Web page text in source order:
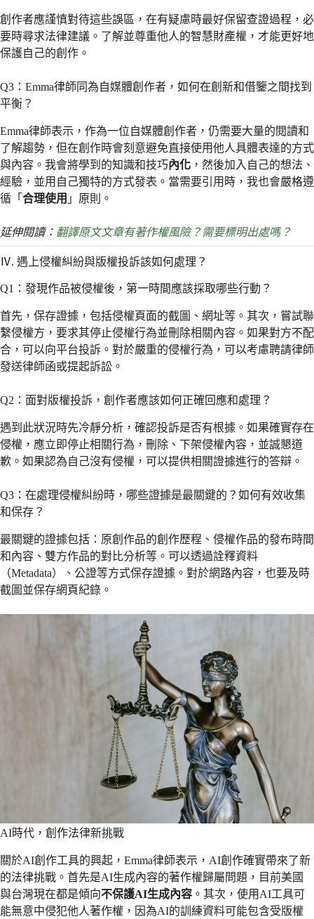
創作者應謹慎對待這些誤區，在有疑慮時最好保留查證過程，必
要時尋求法律建議。了解並尊重他人的智慧財產權，才能更好地
保護自己的創作。
Q3：Emma律師同為自媒體創作者，如何在創新和借鑒之間找到
平衡？
Emma律師表示，作為一位自媒體創作者，仍需要大量的閱讀和
了解趨勢，但在創作時會刻意避免直接使用他人具體表達的方式
與內容。我會將學到的知識和技巧內化 ，然後加入自己的想法、
經驗，並用自己獨特的方式發表。當需要引用時，我也會嚴格遵
循「 合理使用 」原則。
延伸閱讀： 翻譯原文文章有著作權風險？需要標明出處嗎？
Ⅳ. 遇上侵權糾紛與版權投訴該如何處理？
Q1：發現作品被侵權後，第一時間應該採取哪些行動？
首先，保存證據，包括侵權頁面的截圖、網址等。其次，嘗試聯
繫侵權方，要求其停止侵權行為並刪除相關內容。如果對方不配
合，可以向平台投訴。對於嚴重的侵權行為，可以考慮聘請律師
發送律師函或提起訴訟。
Q2：面對版權投訴，創作者應該如何正確回應和處理？
遇到此狀況時先冷靜分析，確認投訴是否有根據。如果確實存在
侵權，應立即停止相關行為，刪除、下架侵權內容，並誠懇道
歉。如果認為自己沒有侵權，可以提供相關證據進行的答辯。
Q3：在處理侵權糾紛時，哪些證據是最關鍵的？如何有效收集
和保存？
最關鍵的證據包括：原創作品的創作歷程、侵權作品的發布時間
和內容、雙方作品的對比分析等。可以透過詮釋資料
（Metadata）、公證等方式保存證據。對於網路內容，也要及時
截圖並保存網頁紀錄。
AI時代，創作法律新挑戰
關於AI創作工具的興起，Emma律師表示，AI創作確實帶來了新
的法律挑戰。首先是AI生成內容的著作權歸屬問題，目前美國
與台灣現在都是傾向不保護AI生成內容 。其次，使用AI工具可
能無意中侵犯他人著作權，因為AI的訓練資料可能包含受版權